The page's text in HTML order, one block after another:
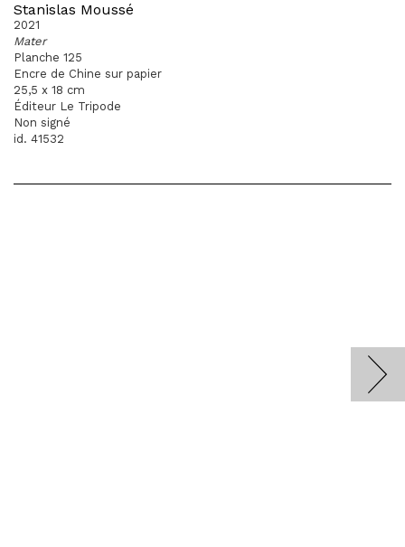
Stanislas Moussé
2021
Mater
Planche 125
Encre de Chine sur papier
25,5 x 18 cm
Éditeur Le Tripode
Non signé
id. 41532